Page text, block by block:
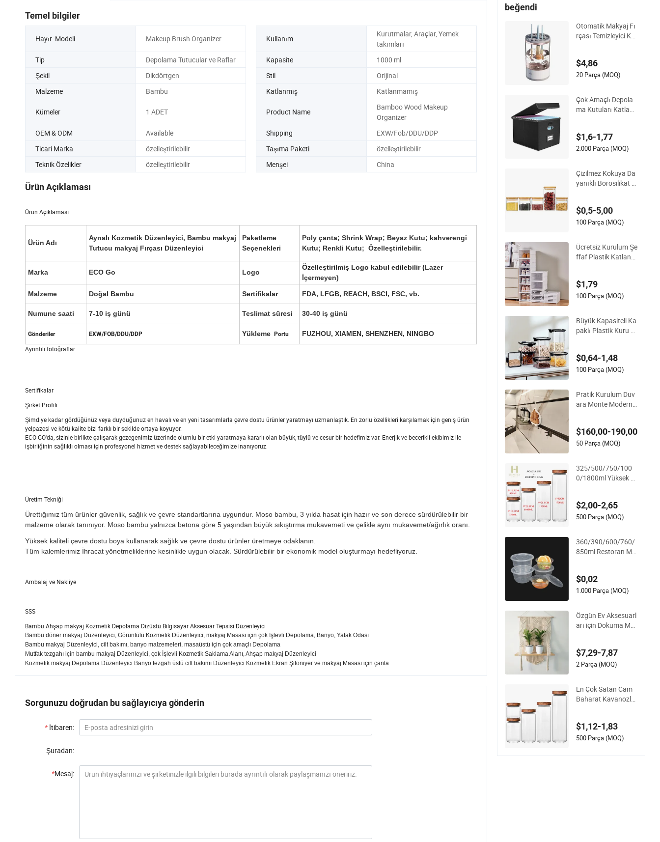
Temel bilgiler
Hayır. Modeli. Makeup Brush Organizer Kullanım
Kurutmalar, Araçlar, Yemek
takımları
Tip
Depolama Tutucular ve Raflar Kapasite
1000 ml
Şekil
Dikdörtgen Stil
Orijinal
Malzeme
Bambu Katlanmış Katlanmamış
Kümeler 1 ADET Product Name
Bamboo Wood Makeup
Organizer
OEM & ODM
Available Shipping
EXW/Fob/DDU/DDP
Ticari Marka
özelleştirilebilir Taşıma Paketi
özelleştirilebilir
Teknik Özelikler
özelleştirilebilir Menşei China
Ürün Açıklaması
Ürün Açıklaması
Ürün Adı
Aynalı Kozmetik Düzenleyici, Bambu makyaj
Tutucu makyaj Fırçası Düzenleyici
Paketleme
Seçenekleri
Poly çanta; Shrink Wrap; Beyaz Kutu; kahverengi
Kutu; Renkli Kutu; Özelleştirilebilir.
Marka ECO Go Logo
Özelleştirilmiş Logo kabul edilebilir (Lazer
İçermeyen)
Malzeme Doğal Bambu Sertifikalar FDA, LFGB, REACH, BSCI, FSC, vb.
Numune saati 7-10 iş günü Teslimat süresi 30-40 iş günü
Gönderiler EXW/FOB/DDU/DDP Yükleme Portu
FUZHOU, XIAMEN, SHENZHEN, NINGBO
Ayrıntılı fotoğraflar
Sertifikalar
Şirket Profili
Şimdiye kadar gördüğünüz veya duyduğunuz en havalı ve en yeni tasarımlarla çevre dostu ürünler yaratmayı uzmanlaştık. En zorlu özellikleri karşılamak için geniş ürün
yelpazesi ve kötü kalite bizi farklı bir şekilde ortaya koyuyor.
ECO GO'da, sizinle birlikte çalışarak gezegenimiz üzerinde olumlu bir etki yaratmaya kararlı olan büyük, tüylü ve cesur bir hedefimiz var. Enerjik ve becerikli ekibimiz ile
işbirliğinin sağlıklı olması için profesyonel hizmet ve destek sağlayabileceğimize inanıyoruz.
Üretim Tekniği
Ürettığımız tüm ürünler güvenlik, sağlık ve çevre standartlarına uygundur. Moso bambu, 3 yılda hasat için hazır ve son derece sürdürülebilir bir
malzeme olarak tanınıyor. Moso bambu yalnızca betona göre 5 yaşından büyük sıkıştırma mukavemeti ve çelikle aynı mukavemet/ağırlık oranı.
Yüksek kaliteli çevre dostu boya kullanarak sağlık ve çevre dostu ürünler üretmeye odaklanın.
Tüm kalemlerimiz İhracat yönetmeliklerine kesinlikle uygun olacak. Sürdürülebilir bir ekonomik model oluşturmayı hedefliyoruz.
Ambalaj ve Nakliye
SSS
Bambu Ahşap makyaj Kozmetik Depolama Dizüstü Bilgisayar Aksesuar Tepsisi Düzenleyici
Bambu döner makyaj Düzenleyici, Görüntülü Kozmetik Düzenleyici, makyaj Masası için çok İşlevli Depolama, Banyo, Yatak Odası
Bambu makyaj Düzenleyici, cilt bakımı, banyo malzemeleri, masaüstü için çok amaçlı Depolama
Mutfak tezgahı için bambu makyaj Düzenleyici, çok İşlevli Kozmetik Saklama Alanı, Ahşap makyaj Düzenleyici
Kozmetik makyaj Depolama Düzenleyici Banyo tezgah üstü cilt bakımı Düzenleyici Kozmetik Ekran Şifoniyer ve makyaj Masası için çanta
Sorgunuzu doğrudan bu sağlayıcıya gönderin
* İtibaren:
Şuradan:
*Mesaj:
beğendi
Otomatik Makyaj Fı
rçası Temizleyici Kur
çin Ez29690
$4,86
20 Parça (MOQ)
Çok Amaçlı Depola
ma Kutuları Katlana
üzenleyici Kapaklı
$1,6-1,77
2.000 Parça (MOQ)
Çizilmez Kokuya Da
yanıklı Borosilikat C
ler
$0,5-5,00
100 Parça (MOQ)
Ücretsiz Kurulum Şe
ffaf Plastik Katlana
tegre Ayakkabı Rafı
$1,79
100 Parça (MOQ)
Büyük Kapasiteli Ka
paklı Plastik Kuru Gı
t Saklama Kavanoz
u Mutfak Aksesuarl
$0,64-1,48
100 Parça (MOQ)
Pratik Kurulum Duv
ara Monte Modern
onu için
$160,00-190,00
50 Parça (MOQ)
325/500/750/100
0/1800ml Yüksek B
Saklama Kabı Kava
nozu Kaliteli Sızdır
ile
$2,00-2,65
500 Parça (MOQ)
360/390/600/760/
850ml Restoran Mu
k Kullanımlık Plastik
Küçük Yuvarlak Kas
$0,02
1.000 Parça (MOQ)
Özgün Ev Aksesuarl
arı için Dokuma Ma
$7,29-7,87
2 Parça (MOQ)
En Çok Satan Cam
Baharat Kavanozlar
a Kavanozu Seti Mu
tfak Kullanımı İçin
$1,12-1,83
500 Parça (MOQ)